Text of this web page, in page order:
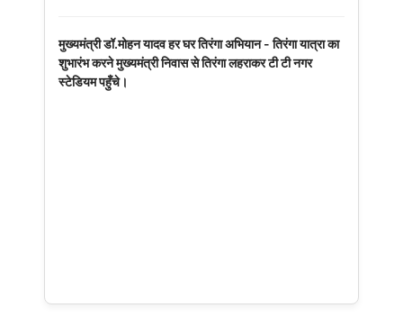
मुख्यमंत्री डॉ.मोहन यादव हर घर तिरंगा अभियान - तिरंगा यात्रा का
शुभारंभ करने मुख्यमंत्री निवास से तिरंगा लहराकर टी टी नगर
स्टेडियम पहुँचे।